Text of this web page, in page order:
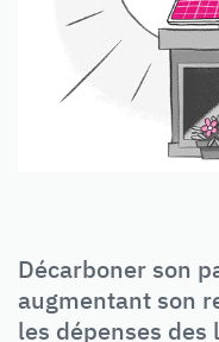
Décarboner son
augmentant son
les dépenses des